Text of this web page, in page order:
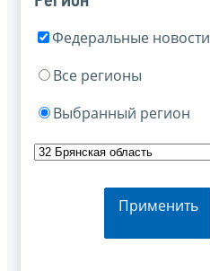
Федеральные новости
Все регионы
Выбранный регион
Применить